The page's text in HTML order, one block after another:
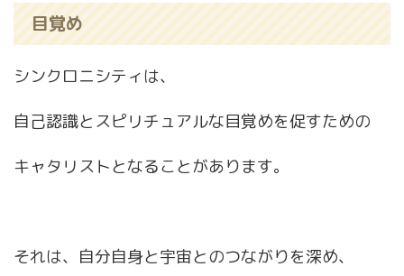
目覚め
シンクロニシティは、
自己認識とスピリチュアルな目覚めを促すための
キャタリストとなることがあります。
それは、自分自身と宇宙とのつながりを深め、